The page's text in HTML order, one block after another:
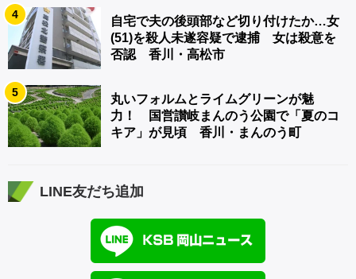
4
自宅で夫の後頭部など切り付けたか…女
(51)を殺人未遂容疑で逮捕 女は殺意を
否認 香川・高松市
5
丸いフォルムとライムグリーンが魅
力！ 国営讃岐まんのう公園で「夏のコ
キア」が見頃 香川・まんのう町
LINE友だち追加